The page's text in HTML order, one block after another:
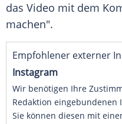
das Video mit dem
machen".
Empfohlener externer
Instagram
Wir benötigen Ihre
Redaktion eingebundenen
Sie können diesen mit